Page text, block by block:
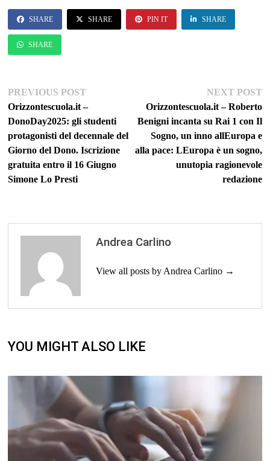
SHARE SHARE PIN IT SHARE
SHARE
Navigazione
articoli
PREVIOUS POSTPrevious
Orizzontescuola.it –
DonoDay2025: gli studenti
protagonisti del decennale del
Giorno del Dono. Iscrizione
gratuita entro il 16 Giugno
Simone Lo Presti
NEXT POST
Orizzontescuola.it – Roberto
Benigni incanta su Rai 1 con Il
Sogno, un inno allEuropa e
alla pace: LEuropa è un sogno,
unutopia ragionevole
redazione
Andrea Carlino
View all posts by Andrea Carlino →
YOU MIGHT ALSO LIKE